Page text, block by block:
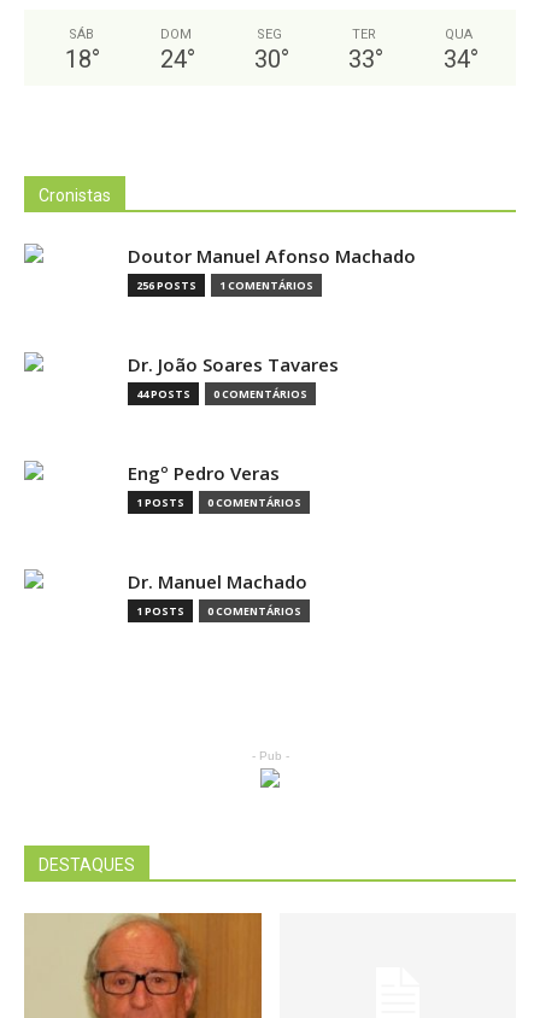
SÁB
18°
DOM
24°
SEG
30°
TER
33°
QUA
34°
Cronistas
Doutor Manuel Afonso Machado
256 POSTS 1 COMENTÁRIOS
Dr. João Soares Tavares
44 POSTS 0 COMENTÁRIOS
Engº Pedro Veras
1 POSTS 0 COMENTÁRIOS
Dr. Manuel Machado
1 POSTS 0 COMENTÁRIOS
- Pub -
DESTAQUES